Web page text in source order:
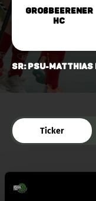
Großbeerener
HC
SR: PSU-
Ticker